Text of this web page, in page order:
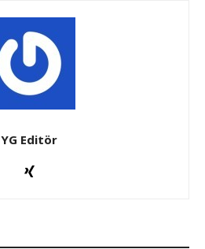
YG Editör